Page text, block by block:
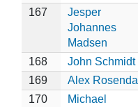
167
Jesper
Johannes
Madsen
168 John Schmidt
169
Alex Rosendal
170
Michael